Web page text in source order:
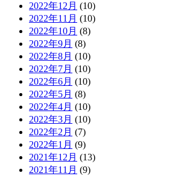
2022年12月 (10)
2022年11月 (10)
2022年10月 (8)
2022年9月 (8)
2022年8月 (10)
2022年7月 (10)
2022年6月 (10)
2022年5月 (8)
2022年4月 (10)
2022年3月 (10)
2022年2月 (7)
2022年1月 (9)
2021年12月 (13)
2021年11月 (9)